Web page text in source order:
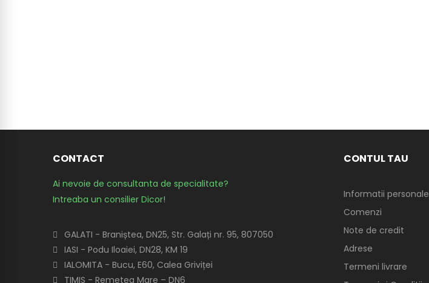
CONTACT
Ai nevoie de consultanta de specialitate?
Intreaba un consilier Dicor!
GALATI - Braniștea, DN25, Str. Galați nr. 95, 807050
IASI - Podu Iloaiei, DN28, KM 19
IALOMITA - Bucu, E60, Calea Griviței
TIMIS - Remetea Mare – DN6
CONTUL TAU
Informatii personale
Comenzi
Note de credit
Adrese
Termeni livrare